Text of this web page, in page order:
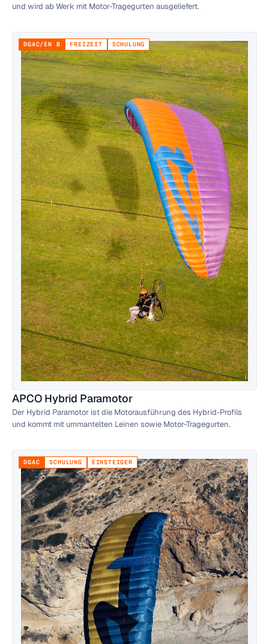
und wird ab Werk mit Motor-Tragegurten ausgeliefert.
DGAC/EN B FREIZEIT SCHULUNG
APCO Hybrid Paramotor
Der Hybrid Paramotor ist die Motorausführung des Hybrid-Profils
und kommt mit ummantelten Leinen sowie Motor-Tragegurten.
DGAC SCHULUNG EINSTEIGER